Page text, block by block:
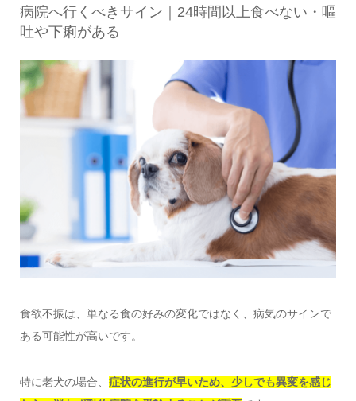
病院へ行くべきサイン｜24時間以上食べない・嘔
吐や下痢がある
食欲不振は、単なる食の好みの変化ではなく、病気のサインで
ある可能性が高いです。
特に老犬の場合、 症状の進行が早いため、少しでも異変を感じ